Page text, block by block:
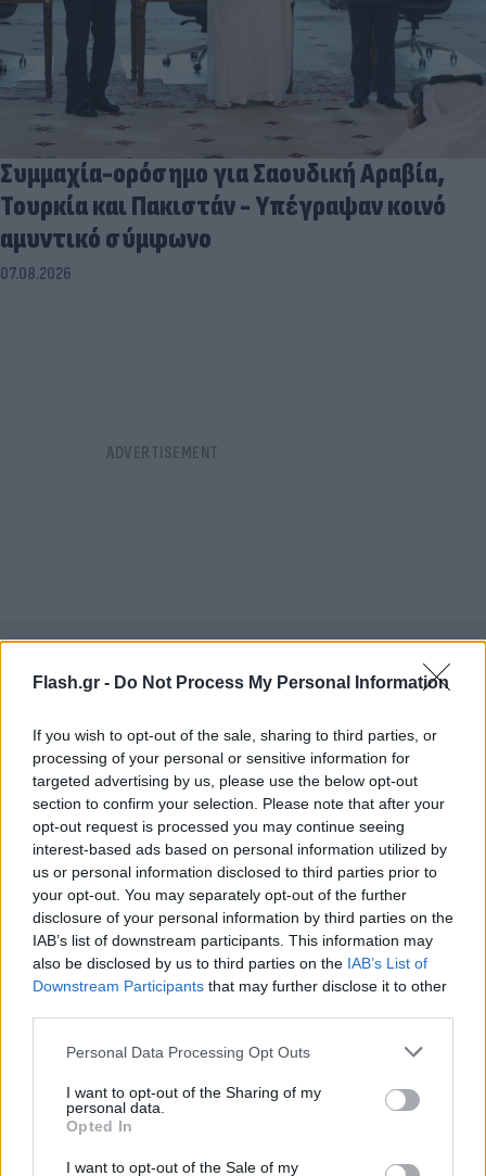
Flash.gr - Do Not Process My Personal Information
If you wish to opt-out of the sale, sharing to third parties, or
processing of your personal or sensitive information for
targeted advertising by us, please use the below opt-out
section to confirm your selection. Please note that after your
opt-out request is processed you may continue seeing
interest-based ads based on personal information utilized by
us or personal information disclosed to third parties prior to
your opt-out. You may separately opt-out of the further
disclosure of your personal information by third parties on the
IAB’s list of downstream participants. This information may
also be disclosed by us to third parties on the IAB’s List of
Downstream Participants that may further disclose it to other
Please note that this website/app uses one or more Google
not limited to your visit or usage behaviour. You may click to
grant or deny consent to Google and its third-party tags to
use your data for below specified purposes in below Google
consent section.
Personal Data Processing Opt Outs
I want to opt-out of the Sharing of my
personal data.
Opted In
I want to opt-out of the Sale of my
Συμμαχία-ορόσημο για Σαουδική Αραβία,
Τουρκία και Πακιστάν - Υπέγραψαν κοινό
αμυντικό σύμφωνο
07.08.2026
Υπόθεση Marfin: Προθεσμία για να απολογηθεί
την ερχόμενη Τρίτη πήρε η 46χρονη
07.08.2026